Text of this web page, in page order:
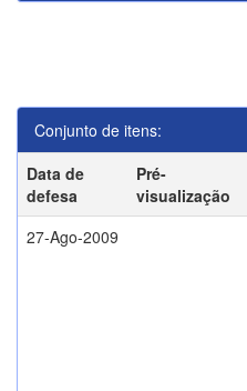
Conjunto de itens:
Data de
defesa
Pré-
visualização
27-Ago-2009